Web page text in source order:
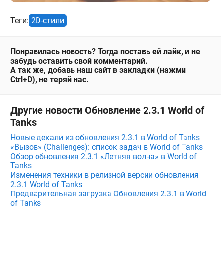
Теги: 2D-стили
Понравилась новость? Тогда поставь ей лайк, и не
забудь оставить свой комментарий.
А так же, добавь наш сайт в закладки (нажми
Ctrl+D), не теряй нас.
Другие новости Обновление 2.3.1 World of
Tanks
Новые декали из обновления 2.3.1 в World of Tanks
«Вызов» (Challenges): список задач в World of Tanks
Обзор обновления 2.3.1 «Летняя волна» в World of
Tanks
Изменения техники в релизной версии обновления
2.3.1 World of Tanks
Предварительная загрузка Обновления 2.3.1 в World
of Tanks